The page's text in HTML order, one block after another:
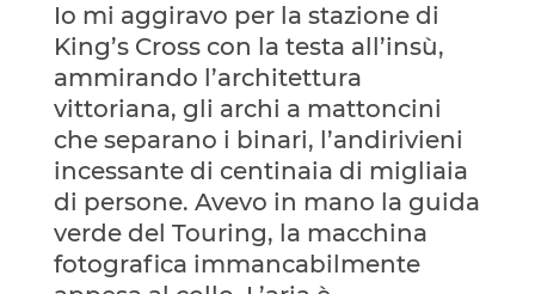
Io mi aggiravo per la stazione di
King’s Cross con la testa all’insù,
ammirando l’architettura
vittoriana, gli archi a mattoncini
che separano i binari, l’andirivieni
incessante di centinaia di migliaia
di persone. Avevo in mano la guida
verde del Touring, la macchina
fotografica immancabilmente